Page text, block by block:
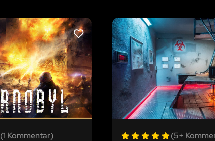
LIKE
(1 Kommentar) (5+